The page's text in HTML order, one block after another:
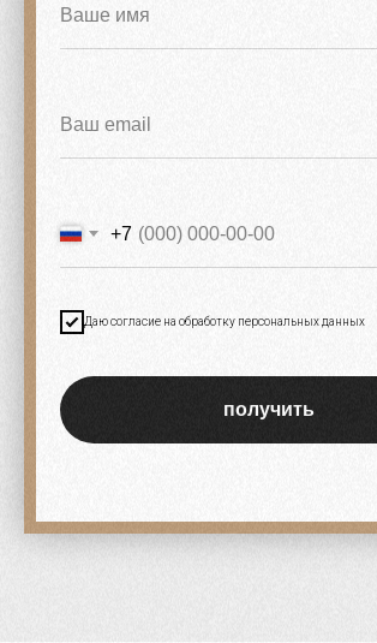
+7
Даю согласие на обработку персональных данных
получить